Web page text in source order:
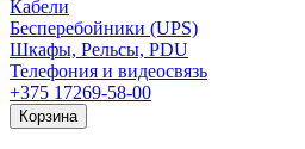
Кабели
Бесперебойники (UPS)
Шкафы, Рельсы, PDU
Телефония и видеосвязь
+375 17269-58-00
Корзина